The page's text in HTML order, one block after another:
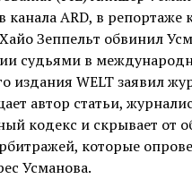
канала ARD, в репортаже
Зеппельт обвинил
судьями в
издания WELT заявил
автор статьи,
кодекс и скрывает от
которые
Усманова.